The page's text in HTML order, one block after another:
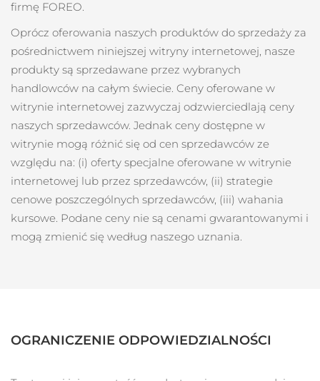
firmę FOREO.
Oprócz oferowania naszych produktów do sprzedaży za
pośrednictwem niniejszej witryny internetowej, nasze
produkty są sprzedawane przez wybranych
handlowców na całym świecie. Ceny oferowane w
witrynie internetowej zazwyczaj odzwierciedlają ceny
naszych sprzedawców. Jednak ceny dostępne w
witrynie mogą różnić się od cen sprzedawców ze
względu na: (i) oferty specjalne oferowane w witrynie
internetowej lub przez sprzedawców, (ii) strategie
cenowe poszczególnych sprzedawców, (iii) wahania
kursowe. Podane ceny nie są cenami gwarantowanymi i
mogą zmienić się według naszego uznania.
OGRANICZENIE ODPOWIEDZIALNOŚCI
Tajwan
Oczekiwany czas dostawy
8/14/26
Tajlandia
Oczekiwany czas dostawy
8/13/26
Turcja
Oczekiwany czas dostawy
8/10/26
Zjednoczone Emiraty
Arabskie
Oczekiwany czas dostawy
8/10/26
Wielka Brytania
Oczekiwany czas dostawy
8/9/26
Wietnam
Oczekiwany czas dostawy